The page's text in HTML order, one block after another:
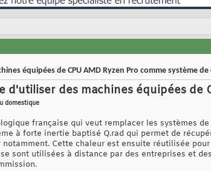
équipées de CPU AMD Ryzen Pro comme système de
d'utiliser des machines équipées de
domestique
française qui veut remplacer les systèmes
à forte inertie baptisé Q.rad qui permet de
Cette chaleur est ensuite réutilisée
sont utilisées à distance par des entreprises et